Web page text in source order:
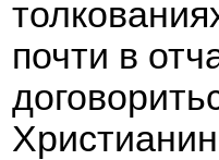
почти в